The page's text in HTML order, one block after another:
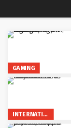
GAMING
INTERNATIONAL